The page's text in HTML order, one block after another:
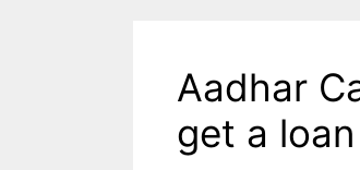
Aadhar
get a